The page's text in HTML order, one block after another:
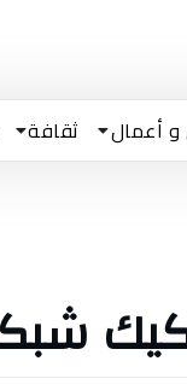
و أعمال ثقافة